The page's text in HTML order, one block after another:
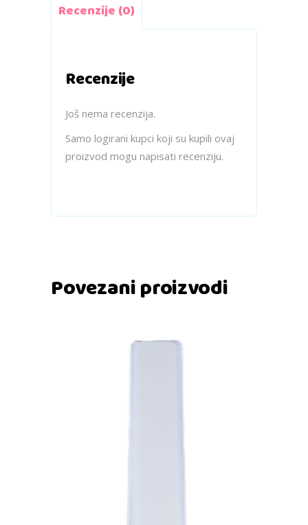
Recenzije (0)
Recenzije
Još nema recenzija.
Samo logirani kupci koji su kupili ovaj
proizvod mogu napisati recenziju.
Povezani proizvodi